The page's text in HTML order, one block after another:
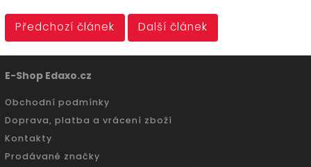
Předchozí článek Další článek
E-Shop Edaxo.cz
Obchodní podmínky
Doprava, platba a vrácení zboží
Kontakty
Prodávané značky